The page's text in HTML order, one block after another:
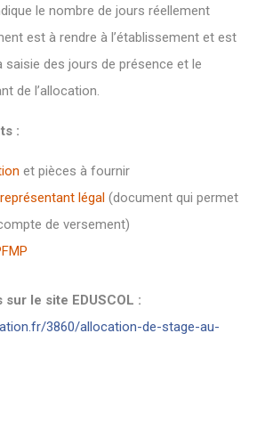
le nombre de jours réellement
est à rendre à l’établissement et est
saisie des jours de présence et le
de l’allocation.
:
et pièces à fournir
légal (document qui permet
de versement)
le site EDUSCOL :
3860/allocation-de-stage-au-